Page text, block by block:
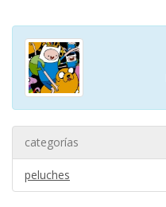
categorías
peluches